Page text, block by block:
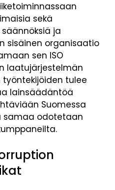
sekä
ja
sisäinen organisaatio
sen ISO
laatujärjestelmän
työntekijöiden tulee
lainsäädäntöä
Suomessa
samaa odotetaan